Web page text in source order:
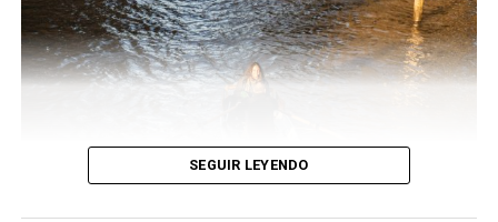
SEGUIR LEYENDO